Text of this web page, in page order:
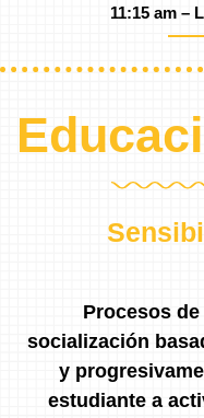
11:15 am –
Procesos
socialización
y
estudiante a